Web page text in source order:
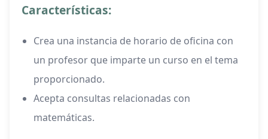
Características:
Crea una instancia de horario de oficina con
un profesor que imparte un curso en el tema
proporcionado.
Acepta consultas relacionadas con
matemáticas.